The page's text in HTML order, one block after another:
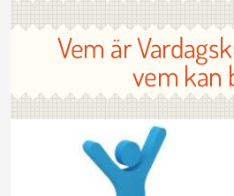
Vem är
vem kan